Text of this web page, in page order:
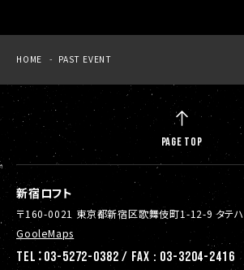
HOME PAST EVENT
新宿ロフト
〒160-0021 東京都新宿区歌舞伎町1-12-9 タテ
GooleMaps
TEL：03-5272-0382 / FAX : 03-3204-2416
PAGE TOP